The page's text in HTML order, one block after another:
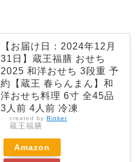
【お届け日：2024年12月
31日】蔵王福膳 おせち
2025 和洋おせち 3段重 予
約【蔵王 春らんまん】和
洋おせち料理 6寸 全45品
3人前 4人前 冷凍
created by Rinker
蔵王福膳
Amazon